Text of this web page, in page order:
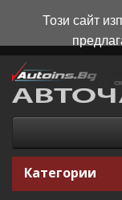
Категории
Този сайт